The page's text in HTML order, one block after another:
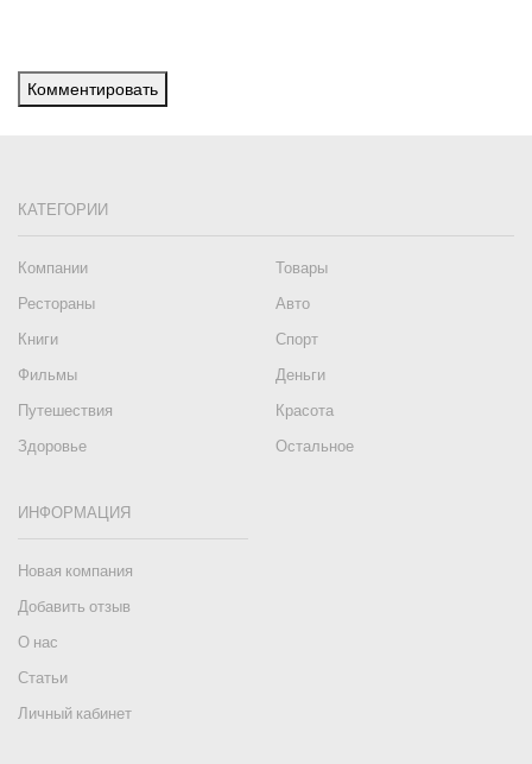
Комментировать
КАТЕГОРИИ
Компании
Товары
Рестораны
Авто
Книги
Спорт
Фильмы
Деньги
Путешествия
Красота
Здоровье
Остальное
ИНФОРМАЦИЯ
Новая компания
Добавить отзыв
О нас
Статьи
Личный кабинет